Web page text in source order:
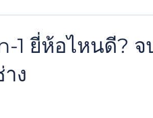
1 ยี่ห้อไหนดี? จ
ง